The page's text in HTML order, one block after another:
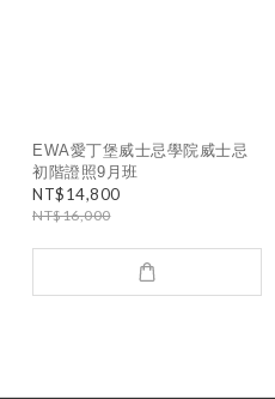
EWA愛丁堡威士忌學院威士忌
初階證照9月班
NT$14,800
NT$16,000